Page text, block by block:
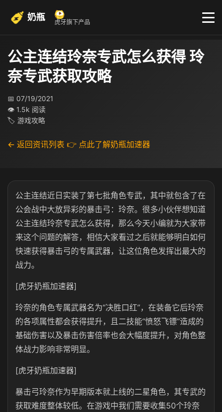
奶瓶 虎牙旗下产品
公主连结玲奈专武怎么获得 玲
奈专武获取攻略
📅 07/19/2021
👁 1.5k 阅读
🏷 游戏攻略
← 返回资讯列表 👉 点此了解奶瓶加速器
公主连结近日实装了第七批角色专武，其中就包含了在
公会战中大放异彩的暴击弓：玲奈。很多小伙伴想知道
公主连结玲奈专武怎么获得，那么今天小编就为大家带
来这个问题的解答，相信大家看过之后就能够明白如何
快速获得暴击弓的专属武器，让这位角色发挥出最大的
战力。
[虎牙奶瓶加速器]
玲奈的角色专属武器名为“决胜口红”，在装备它后玲奈
的各项属性都会获得提升，且二技能“愤怒飞镖”造成的
基础伤害以及暴击伤害倍率也会大幅度提升，对角色整
体战力影响非常明显。
[虎牙奶瓶加速器]
暴击弓玲奈作为早期版本就上线的二星角色，其专武的
获取难度整体较低。在游戏中我们需要收集50个玲奈